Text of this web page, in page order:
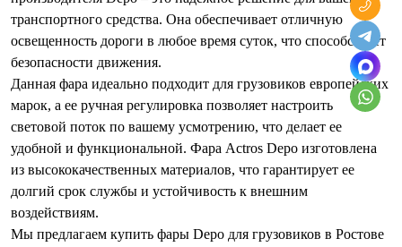
транспортного средства. Она обеспечивает отличную
освещенность дороги в любое время суток, что способствует
безопасности движения.
Данная фара идеально подходит для грузовиков европейских
марок, а ее ручная регулировка позволяет настроить
световой поток по вашему усмотрению, что делает ее
удобной и функциональной. Фара Actros Depo изготовлена
из высококачественных материалов, что гарантирует ее
долгий срок службы и устойчивость к внешним
воздействиям.
Мы предлагаем купить фары Depo для грузовиков в Ростове